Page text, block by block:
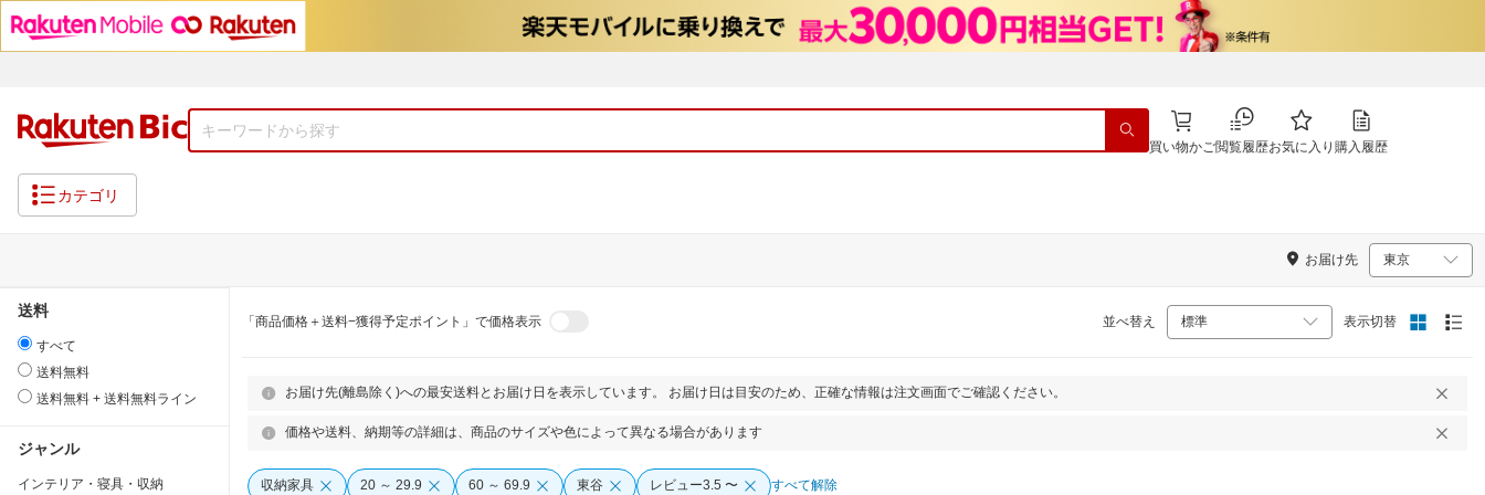
買い物かご閲覧履歴お気に入り 購入履歴
カテゴリ
お届け先
送料
すべて
送料無料
送料無料 + 送料無料ライン
ジャンル
インテリア・寝具・収納
「商品価格＋送料−獲得予定ポイント」で価格表示 並べ替え 表示切替
お届け先(離島除く)への最安送料とお届け日を表示しています。 お届け日は目安のため、正確な情報は注文画面でご確認ください。
価格や送料、納期等の詳細は、商品のサイズや色によって異なる場合があります
収納家具 20 ～ 29.9 60 ～ 69.9 東谷 レビュー3.5 〜 すべて解除